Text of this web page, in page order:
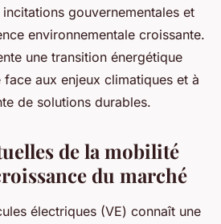
gouvernementales et
environnementale croissante.
une transition énergétique
aux enjeux climatiques et à
de solutions durables.
de la mobilité
du marché
électriques (VE) connaît une